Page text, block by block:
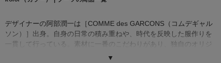
デザイナーの阿部潤一は［COMME des GARCONS（コムデギャル
ソン）］出身。自身の日常の積み重ねや、時代を反映した服作りを
一貫して行っている。素材に一番のこだわりがあり、独自のオリジ
▼